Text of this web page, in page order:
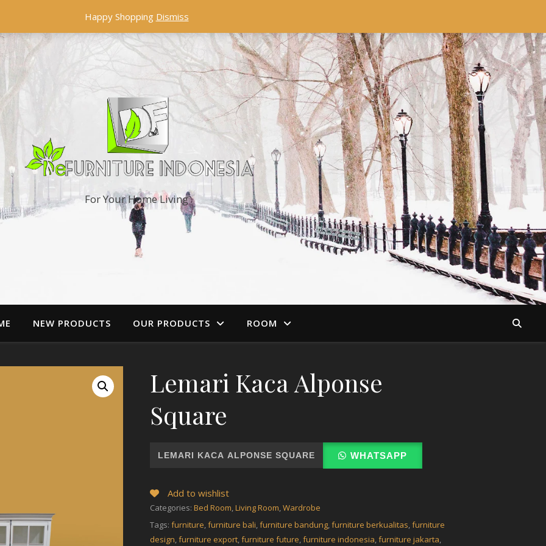
For Your Home Living
NEW PRODUCTS OUR PRODUCTS ROOM
Lemari Kaca Alponse
Square
LEMARI KACA ALPONSE SQUARE WHATSAPP
Add to wishlist
Categories: Bed Room,Living Room,Wardrobe
Tags: furniture,furniture bali,furniture bandung,furniture berkualitas,furniture
design,furniture export,furniture future,furniture indonesia,furniture jakarta,
Happy Shopping Dismiss